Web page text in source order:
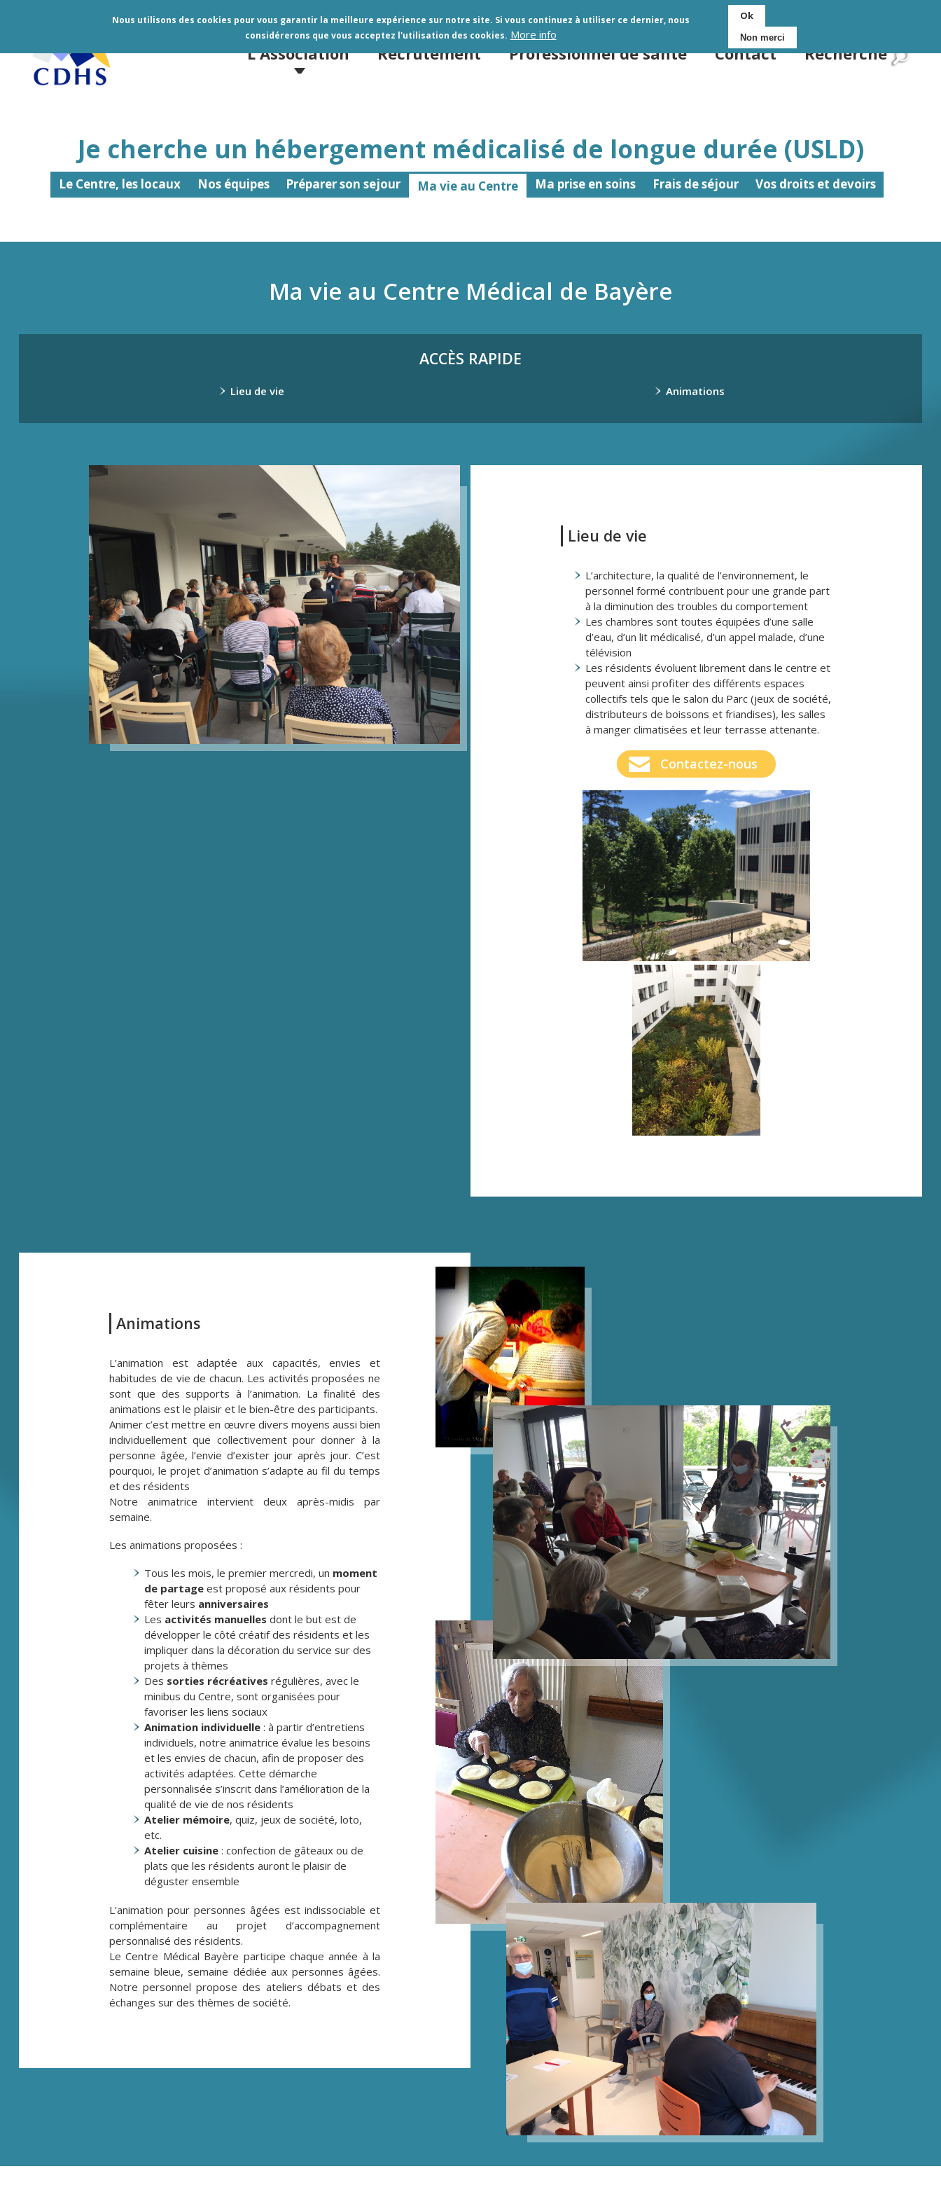
Nous utilisons des cookies pour vous garantir la meilleure expérience sur notre site. Si vous continuez à utiliser ce dernier, nous
considérerons que vous acceptez l'utilisation des cookies. More info
Ok
Non merci
au
contenu
principal
L'Association Recrutement Professionnel de santé Contact Recherche
Je cherche un hébergement médicalisé de longue durée (USLD)
Le Centre, les locaux Nos équipes Préparer son sejour Ma vie au Centre Ma prise en soins Frais de séjour Vos droits et devoirs
Ma vie au Centre Médical de Bayère
ACCÈS RAPIDE
Lieu de vie Animations
Lieu de vie
L’architecture, la qualité de l’environnement, le
personnel formé contribuent pour une grande part
à la diminution des troubles du comportement
Les chambres sont toutes équipées d’une salle
d’eau, d’un lit médicalisé, d’un appel malade, d’une
télévision
Les résidents évoluent librement dans le centre et
peuvent ainsi profiter des différents espaces
collectifs tels que le salon du Parc (jeux de société,
distributeurs de boissons et friandises), les salles
à manger climatisées et leur terrasse attenante.
Contactez-nous
Animations
L’animation est adaptée aux capacités, envies et
habitudes de vie de chacun. Les activités proposées ne
sont que des supports à l’animation. La finalité des
animations est le plaisir et le bien-être des participants.
Animer c’est mettre en œuvre divers moyens aussi bien
individuellement que collectivement pour donner à la
personne âgée, l’envie d’exister jour après jour. C’est
pourquoi, le projet d’animation s’adapte au fil du temps
et des résidents
Notre animatrice intervient deux après-midis par
semaine.
Les animations proposées :
Tous les mois, le premier mercredi, un moment
de partage est proposé aux résidents pour
fêter leurs anniversaires
Les activités manuelles dont le but est de
développer le côté créatif des résidents et les
impliquer dans la décoration du service sur des
projets à thèmes
Des sorties récréatives régulières, avec le
minibus du Centre, sont organisées pour
favoriser les liens sociaux
Animation individuelle : à partir d’entretiens
individuels, notre animatrice évalue les besoins
et les envies de chacun, afin de proposer des
activités adaptées. Cette démarche
personnalisée s’inscrit dans l’amélioration de la
qualité de vie de nos résidents
Atelier mémoire, quiz, jeux de société, loto,
etc.
Atelier cuisine : confection de gâteaux ou de
plats que les résidents auront le plaisir de
déguster ensemble
L'animation pour personnes âgées est indissociable et
complémentaire au projet d’accompagnement
personnalisé des résidents.
Le Centre Médical Bayère participe chaque année à la
semaine bleue, semaine dédiée aux personnes âgées.
Notre personnel propose des ateliers débats et des
échanges sur des thèmes de société.